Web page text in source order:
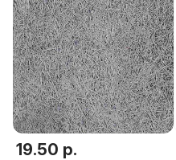
19.50 р.